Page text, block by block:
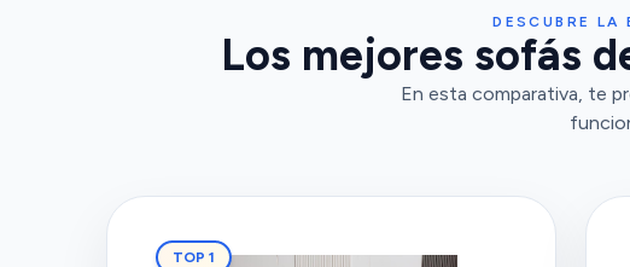
DESCUBRE LA
Los mejores sofás
En esta comparativa, te
TOP 1